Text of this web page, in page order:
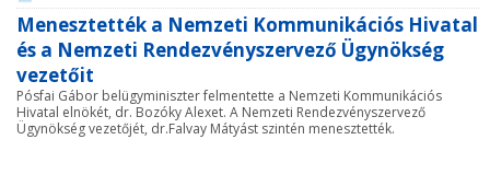
Menesztették a Nemzeti Kommunikációs Hivatal
és a Nemzeti Rendezvényszervező Ügynökség
vezetőit
Pósfai Gábor belügyminiszter felmentette a Nemzeti Kommunikációs
Hivatal elnökét, dr. Bozóky Alexet. A Nemzeti Rendezvényszervező
Ügynökség vezetőjét, dr.Falvay Mátyást szintén menesztették.